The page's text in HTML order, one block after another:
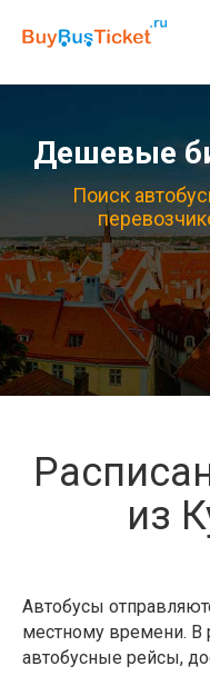
Дешевые
Поиск
из
Автобусы
местному времени. В
автобусные рейсы,